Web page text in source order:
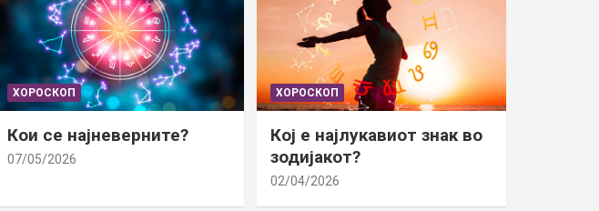
ХОРОСКОП
Кои се најневерните?
07/05/2026
ХОРОСКОП
Кој е најлукавиот знак во
зодијакот?
02/04/2026